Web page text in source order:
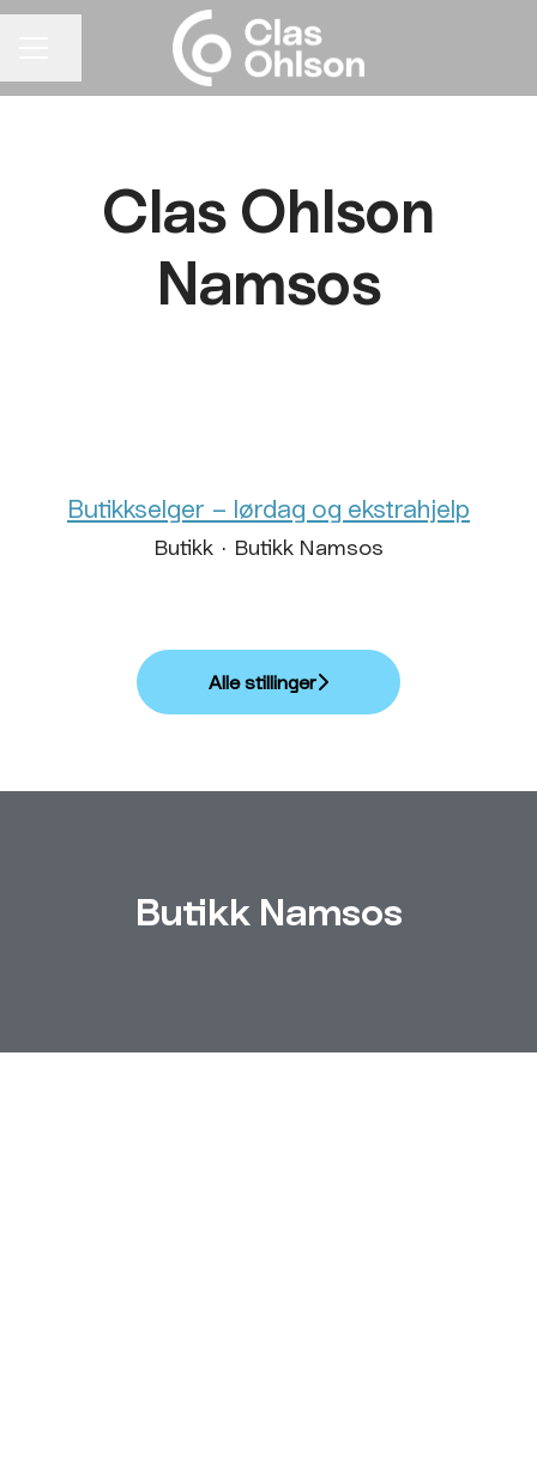
Clas Ohlson
Namsos
Butikkselger – lørdag og ekstrahjelp
Butikk · Butikk Namsos
Alle stillinger
Butikk Namsos